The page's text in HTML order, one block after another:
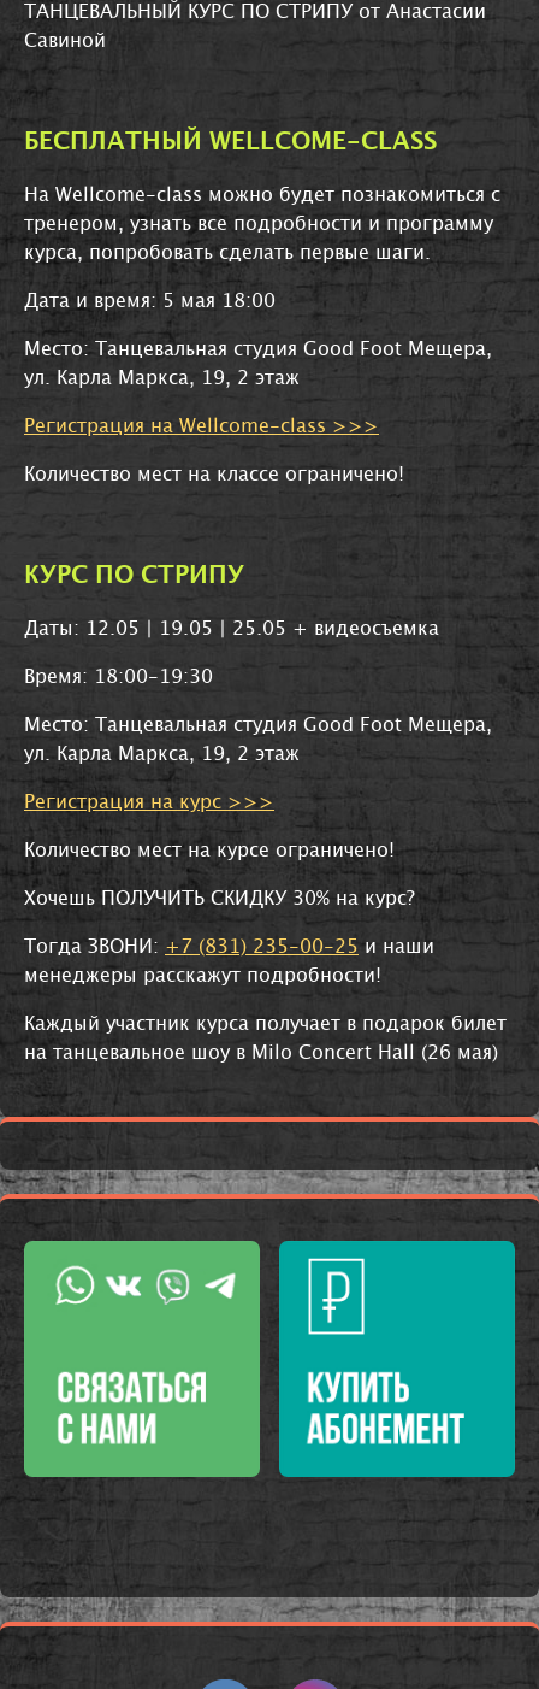
ТАНЦЕВАЛЬНЫЙ КУРС ПО СТРИПУ от Анастасии
Савиной
БЕСПЛАТНЫЙ WELLCOME-CLASS
На Wellcome-class можно будет познакомиться с
тренером, узнать все подробности и программу
курса, попробовать сделать первые шаги.
Дата и время: 5 мая 18:00
Место: Танцевальная студия Good Foot Мещера,
ул. Карла Маркса, 19, 2 этаж
Регистрация на Wellcome-class >>>
Количество мест на классе ограничено!
КУРС ПО СТРИПУ
Даты: 12.05 | 19.05 | 25.05 + видеосъемка
Время: 18:00-19:30
Место: Танцевальная студия Good Foot Мещера,
ул. Карла Маркса, 19, 2 этаж
Регистрация на курс >>>
Количество мест на курсе ограничено!
Хочешь ПОЛУЧИТЬ СКИДКУ 30% на курс?
Тогда ЗВОНИ: +7 (831) 235-00-25 и наши
менеджеры расскажут подробности!
Каждый участник курса получает в подарок билет
на танцевальное шоу в Milo Concert Hall (26 мая)